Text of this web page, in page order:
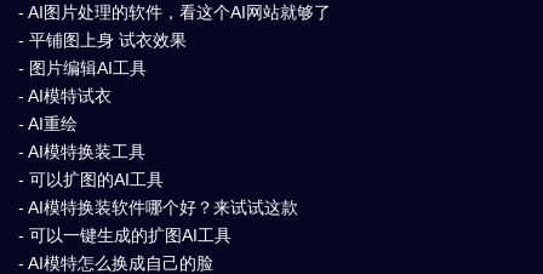
- AI图片处理的软件，看这个AI网站就够了
- 平铺图上身 试衣效果
- 图片编辑AI工具
- AI模特试衣
- AI重绘
- AI模特换装工具
- 可以扩图的AI工具
- AI模特换装软件哪个好？来试试这款
- 可以一键生成的扩图AI工具
- AI模特怎么换成自己的脸